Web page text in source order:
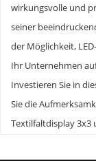
wirkungsvolle und
seiner
der Möglichkeit,
Ihr Unternehmen
Investieren Sie in
Sie die
Textilfaltdisplay 3x3